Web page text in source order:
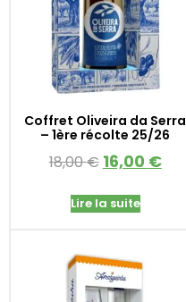
Coffret Oliveira da Serra
– 1ère récolte 25/26
18,00€ 16,00 €
Lire la suite